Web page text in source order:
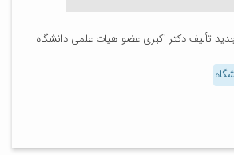
تألیف دکتر اکبری عضو هیات علمی دانشگاه